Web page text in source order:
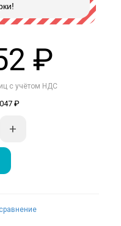
₽
с учётом НДС
₽
+